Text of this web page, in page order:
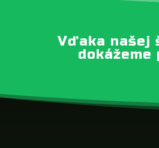
Vďaka našej